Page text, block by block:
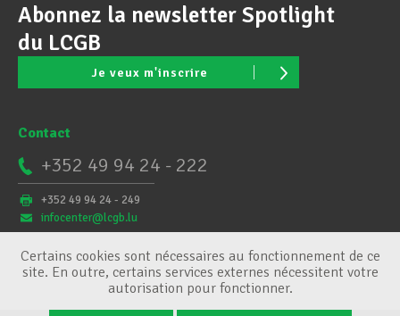
Abonnez la newsletter Spotlight
du LCGB
Je veux m'inscrire
Contact
+352 49 94 24 - 222
+352 49 94 24 - 249
infocenter@lcgb.lu
Certains cookies sont nécessaires au fonctionnement de ce
site. En outre, certains services externes nécessitent votre
autorisation pour fonctionner.